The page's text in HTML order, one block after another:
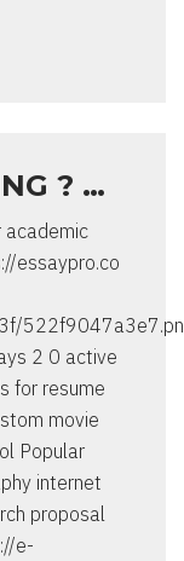
? …
academic
essaypro.co
2 0 active
for resume
movie
Popular
internet
proposal
e-